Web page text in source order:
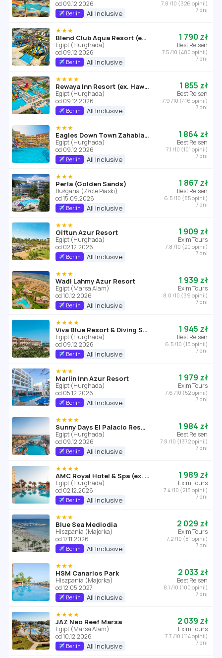
od 09.12.2026
Berlin All Inclusive
7.8 /10 (326 opinii)
7 dni
★★★
Blend Club Aqua Resort (ex. Golden Five Club)
Egipt (Hurghada)
od 09.12.2026
Berlin All Inclusive
1 790 zł
Best Reisen
7.5 /10 (480 opinii)
7 dni
★★★★
Rewaya Inn Resort (ex. Hawaii Paradise Aqua Park Resort)
Egipt (Hurghada)
od 09.12.2026
Berlin All Inclusive
1 855 zł
Best Reisen
7.9 /10 (416 opinii)
7 dni
★★★
Eagles Down Town Zahabia Resort
Egipt (Hurghada)
od 09.12.2026
Berlin All Inclusive
1 864 zł
Best Reisen
7.1 /10 (101 opinii)
7 dni
★★★
Perla (Golden Sands)
Bułgaria (Złote Piaski)
od 15.09.2026
Berlin All Inclusive
1 867 zł
Best Reisen
6.5 /10 (85 opinii)
7 dni
★★★
Giftun Azur Resort
Egipt (Hurghada)
od 02.12.2026
Berlin All Inclusive
1 909 zł
Exim Tours
7.8 /10 (20 opinii)
7 dni
★★★
Wadi Lahmy Azur Resort
Egipt (Marsa Alam)
od 10.12.2026
Berlin All Inclusive
1 939 zł
Exim Tours
8.0 /10 (39 opinii)
7 dni
★★★★
Viva Blue Resort & Diving Sports
Egipt (Hurghada)
od 09.12.2026
Berlin All Inclusive
1 945 zł
Best Reisen
6.5 /10 (13 opinii)
7 dni
★★★
Marlin Inn Azur Resort
Egipt (Hurghada)
od 05.12.2026
Berlin All Inclusive
1 979 zł
Exim Tours
7.6 /10 (52 opinii)
7 dni
★★★★
Sunny Days El Palacio Resort & SPA
Egipt (Hurghada)
od 09.12.2026
Berlin All Inclusive
1 984 zł
Best Reisen
7.8 /10 (1372 opinii)
7 dni
★★★★
AMC Royal Hotel & Spa (ex. AMC Azur Resort)
Egipt (Hurghada)
od 02.12.2026
Berlin All Inclusive
1 989 zł
Exim Tours
7.4 /10 (213 opinii)
7 dni
★★★
Blue Sea Mediodia
Hiszpania (Majorka)
od 17.11.2026
Berlin All Inclusive
2 029 zł
Exim Tours
7.2 /10 (81 opinii)
7 dni
★★★
HSM Canarios Park
Hiszpania (Majorka)
od 12.05.2027
Berlin All Inclusive
2 033 zł
Best Reisen
8.1 /10 (100 opinii)
7 dni
★★★★
JAZ Neo Reef Marsa
Egipt (Marsa Alam)
od 10.12.2026
Berlin All Inclusive
2 039 zł
Exim Tours
7.7 /10 (114 opinii)
7 dni